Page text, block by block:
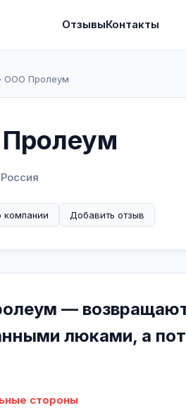
ОтзывыКонтакты
ООО Пролеум
компании Добавить отзыв
— возвращают
люками, а
стороны